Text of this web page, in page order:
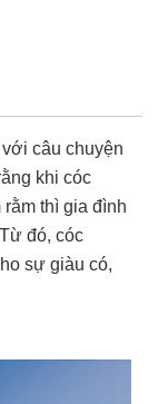
câu chuyện
khi cóc
thì gia đình
đó, cóc
sự giàu có,